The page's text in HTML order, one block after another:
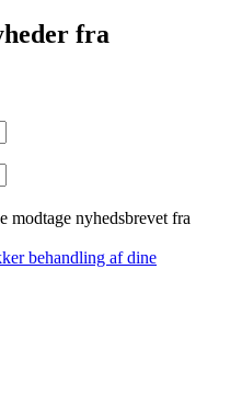
fra
modtage nyhedsbrevet fra
behandling af dine